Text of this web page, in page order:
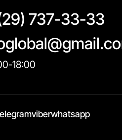
737-33-33
18:00
viberwhatsapp